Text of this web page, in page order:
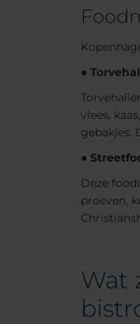
●
vlees,
gebakjes.
●
Deze
proeven,
Wat